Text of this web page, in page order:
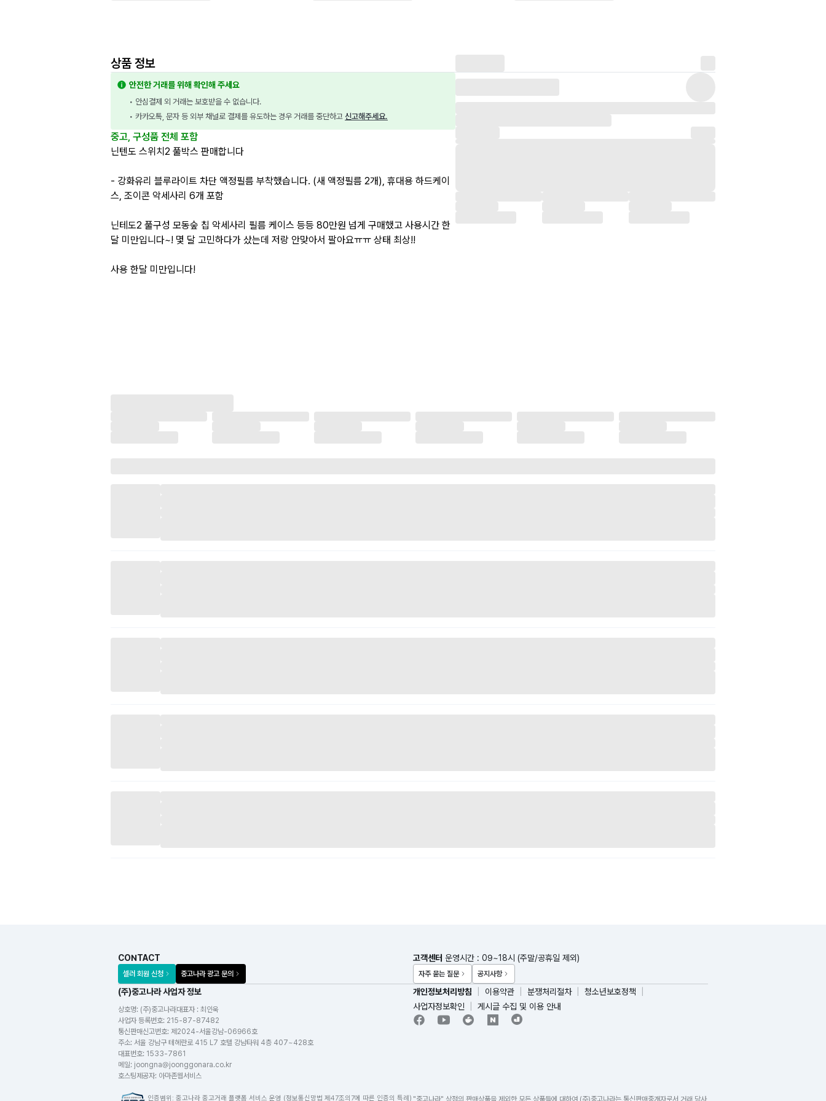
상품 정보
안전한 거래를 위해 확인해 주세요
• 안심결제 외 거래는 보호받을 수 없습니다.
• 카카오톡, 문자 등 외부 채널로 결제를 유도하는 경우 거래를 중단하고 신고해주세요.
중고, 구성품 전체 포함
닌텐도 스위치2 풀박스 판매합니다
- 강화유리 블루라이트 차단 액정필름 부착했습니다. (새 액정필름 2개), 휴대용 하드케이
스, 조이콘 악세사리 6개 포함
닌테도2 풀구성 모동숲 칩 악세사리 필름 케이스 등등 80만원 넘게 구매했고 사용시간 한
달 미만입니다~! 몇 달 고민하다가 샀는데 저랑 안맞아서 팔아요ㅠㅠ 상태 최상!!
사용 한달 미만입니다!
CONTACT
셀러 회원 신청 중고나라 광고 문의
(주)중고나라 사업자 정보
상호명: (주)중고나라대표자 : 최인욱
사업자 등록번호: 215-87-87482
통신판매신고번호: 제2024-서울강남-06966호
주소: 서울 강남구 테헤란로 415 L7 호텔 강남타워 4층 407~428호
대표번호: 1533-7861
메일: joongna@joonggonara.co.kr
호스팅제공자: 아마존웹서비스
인증범위: 중고나라 중고거래 플랫폼 서비스 운영 (정보통신망법 제47조의7에 따른 인증의 특례)
고객센터 운영시간 : 09~18시 (주말/공휴일 제외)
자주 묻는 질문 공지사항
개인정보처리방침 이용약관 분쟁처리절차
청소년보호정책
사업자정보확인
게시글 수집 및 이용 안내